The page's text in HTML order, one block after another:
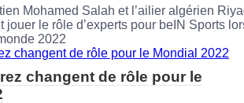
Mohamed Salah et l’ailier algérien
jouer le rôle d’experts pour beIN Sports
2022
changent de rôle pour le